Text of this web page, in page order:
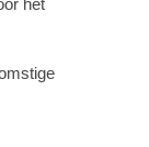
het